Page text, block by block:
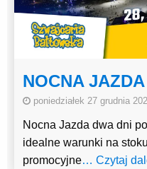
NOCNA
poniedziałek 27 grudnia
Nocna Jazda dwa dni
idealne warunki na
promocyjne… Czytaj